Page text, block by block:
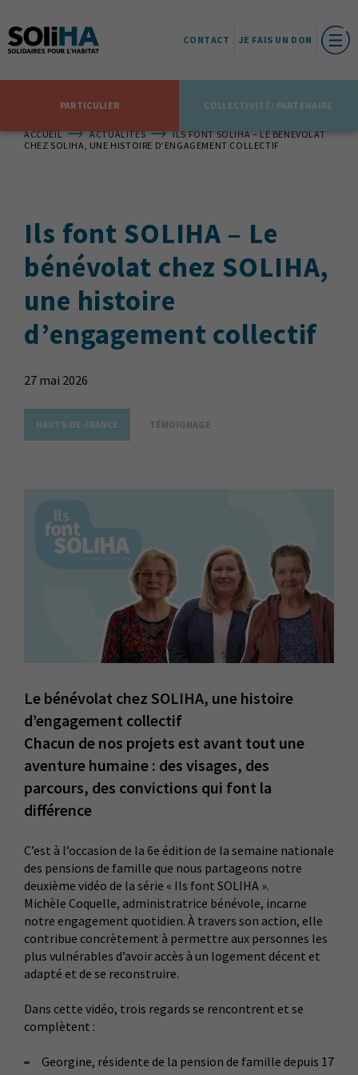
CONTACT JE FAIS UN DON
PARTICULIER COLLECTIVITÉ/ PARTENAIRE
ACCUEIL ACTUALITÉS
ILS FONT SOLIHA – LE BÉNÉVOLAT
CHEZ SOLIHA, UNE HISTOIRE D’ENGAGEMENT COLLECTIF
Ils font SOLIHA – Le
bénévolat chez SOLIHA,
une histoire
d’engagement collectif
27 mai 2026
HAUTS-DE-FRANCE TÉMOIGNAGE
Le bénévolat chez SOLIHA, une histoire
d’engagement collectif
Chacun de nos projets est avant tout une
aventure humaine : des visages, des
parcours, des convictions qui font la
différence
C’est à l’occasion de la 6e édition de la semaine nationale
des pensions de famille que nous partageons notre
deuxième vidéo de la série « Ils font SOLIHA ».
Michèle Coquelle, administratrice bénévole, incarne
notre engagement quotidien. À travers son action, elle
contribue concrètement à permettre aux personnes les
plus vulnérables d’avoir accès à un logement décent et
adapté et de se reconstruire.
Dans cette vidéo, trois regards se rencontrent et se
complètent :
Georgine, résidente de la pension de famille depuis 17